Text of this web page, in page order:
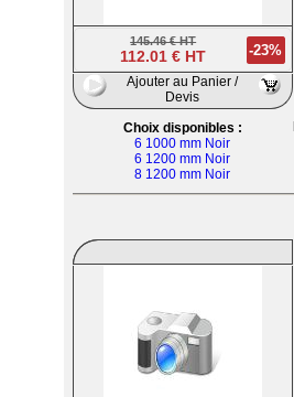
145.46 € HT
112.01 € HT -23%
Ajouter au Panier /
Devis
Choix disponibles :
6 1000 mm Noir
6 1200 mm Noir
8 1200 mm Noir